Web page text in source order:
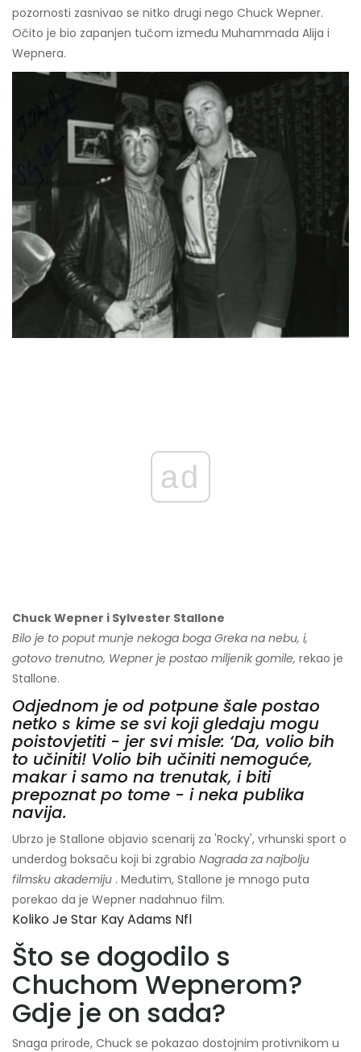
pozornosti zasnivao se nitko drugi nego Chuck Wepner.
Očito je bio zapanjen tučom između Muhammada Alija i
Wepnera.
ad
Chuck Wepner i Sylvester Stallone
Bilo je to poput munje nekoga boga Greka na nebu, i,
gotovo trenutno, Wepner je postao miljenik gomile, rekao je
Stallone.
Odjednom je od potpune šale postao
netko s kime se svi koji gledaju mogu
poistovjetiti - jer svi misle: ‘Da, volio bih
to učiniti! Volio bih učiniti nemoguće,
makar i samo na trenutak, i biti
prepoznat po tome - i neka publika
navija.
Ubrzo je Stallone objavio scenarij za 'Rocky', vrhunski sport o
underdog boksaču koji bi zgrabio Nagrada za najbolju
filmsku akademiju . Međutim, Stallone je mnogo puta
porekao da je Wepner nadahnuo film.
Koliko Je Star Kay Adams Nfl
Što se dogodilo s
Chuchom Wepnerom?
Gdje je on sada?
Snaga prirode, Chuck se pokazao dostojnim protivnikom u